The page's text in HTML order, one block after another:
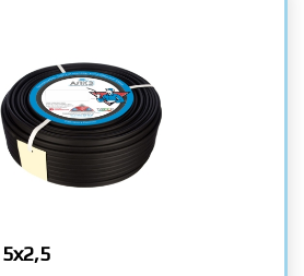
5х2,5